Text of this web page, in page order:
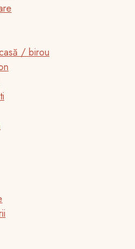
/ birou